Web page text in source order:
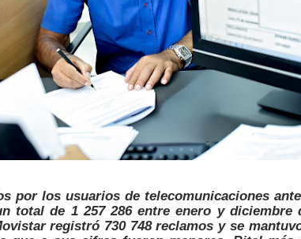
Patrias? Así puedes evitar pagar por
QUE EN SUS PRIMEROS MESES DE
QUEDARON SIN ENERGÍA POR NO
dar de baja tu servicio de internet o telefonía
patrias? OSIPTEL recomienda verificar la
DEUDAS POR VIDEO GESTIÓN, ACCEDE A
FIESTAS PATRIAS APROVECHA LAS
por los usuarios de telecomunicaciones
total de 1 257 286 entre enero y diciembre
registró 730 748 reclamos y se